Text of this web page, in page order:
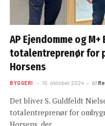
AP Ejendomme og
totalentreprenør for
Horsens
BYGGERI 10. oktober 2024 Af
Det bliver S. Guldfeldt
totalentreprenør for
Horsens, der…